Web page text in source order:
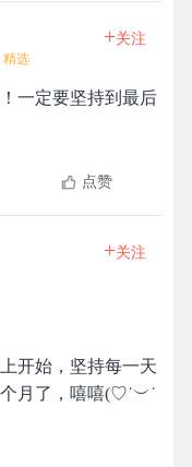
精选
+关注
一定要坚持到最后
点赞
+关注
开始，坚持每一天
月了，嘻嘻(♡˙︶˙